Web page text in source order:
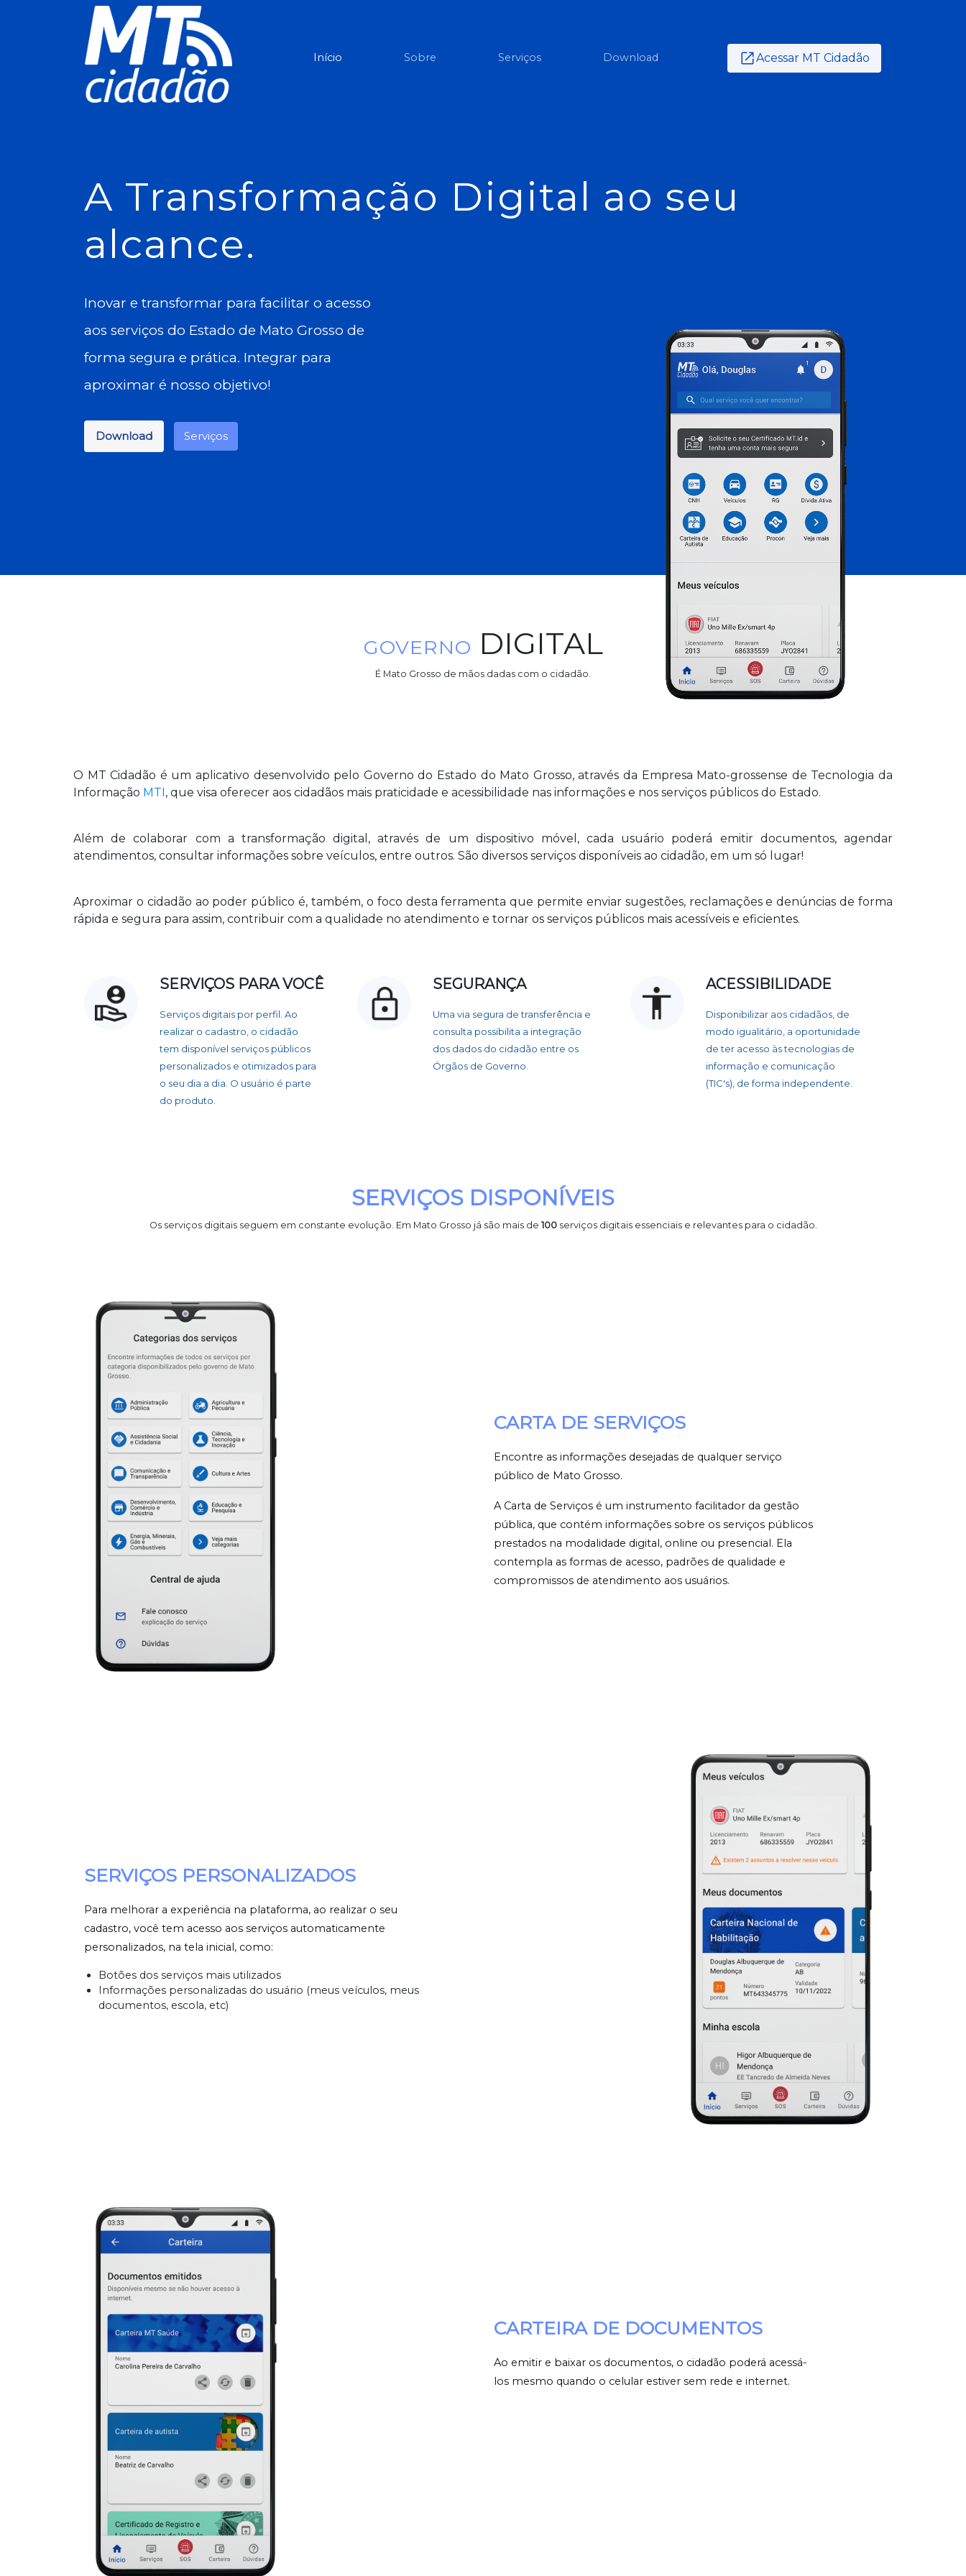
Início(current) Sobre Serviços Download Acessar MT Cidadão
A Transformação Digital ao seu
alcance.
Inovar e transformar para facilitar o acesso
aos serviços do Estado de Mato Grosso de
forma segura e prática. Integrar para
aproximar é nosso objetivo!
Download Serviços
GOVERNO DIGITAL
É Mato Grosso de mãos dadas com o cidadão.
O MT Cidadão é um aplicativo desenvolvido pelo Governo do Estado do Mato Grosso, através da Empresa Mato-grossense de Tecnologia da
Informação MTI, que visa oferecer aos cidadãos mais praticidade e acessibilidade nas informações e nos serviços públicos do Estado.
Além de colaborar com a transformação digital, através de um dispositivo móvel, cada usuário poderá emitir documentos, agendar
atendimentos, consultar informações sobre veículos, entre outros. São diversos serviços disponíveis ao cidadão, em um só lugar!
Aproximar o cidadão ao poder público é, também, o foco desta ferramenta que permite enviar sugestões, reclamações e denúncias de forma
rápida e segura para assim, contribuir com a qualidade no atendimento e tornar os serviços públicos mais acessíveis e eficientes.
SERVIÇOS PARA VOCÊ
Serviços digitais por perfil. Ao
realizar o cadastro, o cidadão
tem disponível serviços públicos
personalizados e otimizados para
o seu dia a dia. O usuário é parte
do produto.
SEGURANÇA
Uma via segura de transferência e
consulta possibilita a integração
dos dados do cidadão entre os
Órgãos de Governo.
ACESSIBILIDADE
Disponibilizar aos cidadãos, de
modo igualitário, a oportunidade
de ter acesso às tecnologias de
informação e comunicação
(TIC's), de forma independente.
SERVIÇOS DISPONÍVEIS
Os serviços digitais seguem em constante evolução. Em Mato Grosso já são mais de 100serviços digitais essenciais e relevantes para o cidadão.
CARTA DE SERVIÇOS
Encontre as informações desejadas de qualquer serviço
público de Mato Grosso.
A Carta de Serviços é um instrumento facilitador da gestão
pública, que contém informações sobre os serviços públicos
prestados na modalidade digital, online ou presencial. Ela
contempla as formas de acesso, padrões de qualidade e
compromissos de atendimento aos usuários.
SERVIÇOS PERSONALIZADOS
Para melhorar a experiência na plataforma, ao realizar o seu
cadastro, você tem acesso aos serviços automaticamente
personalizados, na tela inicial, como:
Botões dos serviços mais utilizados
Informações personalizadas do usuário (meus veículos, meus
documentos, escola, etc)
CARTEIRA DE DOCUMENTOS
Ao emitir e baixar os documentos, o cidadão poderá acessá-
los mesmo quando o celular estiver sem rede e internet.